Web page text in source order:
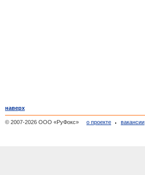
наверх
© 2007-2026 ООО «РуФокс» о проекте вакансии